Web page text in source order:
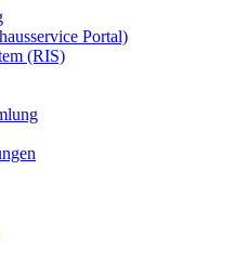
Portal)
(RIS)